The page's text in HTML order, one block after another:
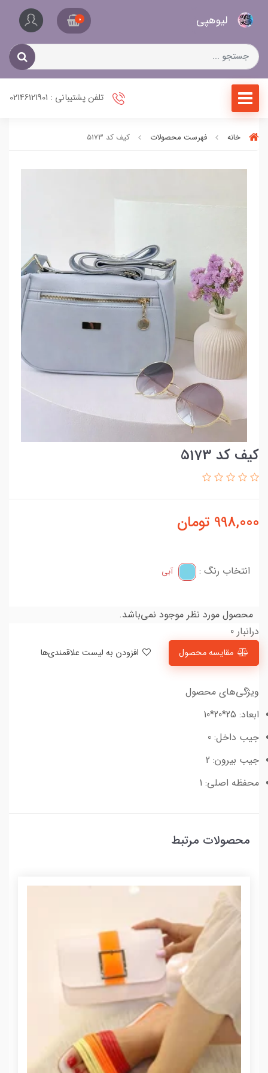
لیو‌هپی 0
تلفن پشتیبانی : 02146121901
خانه فهرست محصولات کیف کد 5173
کیف کد 5173
998,000 تومان
انتخاب رنگ : آبی
محصول مورد نظر موجود نمی‌باشد.
درانبار 0
مقایسه محصول
ویژگی‌های محصول
ابعاد: 25*20*10
جیب داخل: 0
جیب بیرون: 2
محفظه اصلی: 1
محصولات مرتبط